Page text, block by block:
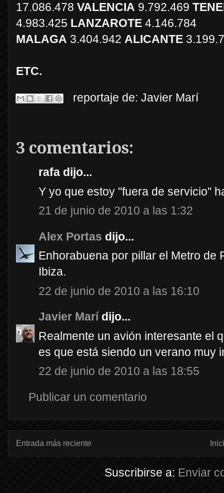
17.086.478 VALENCIA 9.792.469
4.983.425 LANZAROTE 4.146.784
MALAGA 3.404.942 ALICANTE
ETC.
reportaje de: Javier Marí
3 comentarios:
rafa dijo...
Y yo que estoy "fuera de servicio"
21 de junio de 2010 a las 1:32
Alex Portas dijo...
Enhorabuena por pillar el Metro de
Ibiza.
22 de junio de 2010 a las 16:10
Javier Marí dijo...
Realmente un avión interesante el
es que está siendo un verano muy
22 de junio de 2010 a las 18:55
Publicar un comentario
Entrada más reciente
Suscribirse a:Enviar